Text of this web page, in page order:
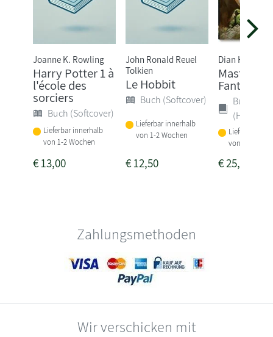
Joanne K. Rowling
Harry Potter 1 à
l'école des
sorciers
Buch (Softcover)
Lieferbar innerhalb
von 1-2 Wochen
€13,00
John Ronald Reuel
Tolkien
Le Hobbit
Buch (Softcover)
Lieferbar innerhalb
von 1-2 Wochen
€12,50
Dian Hanson
Fantasy
Buch
Lieferbar
von 1-2
€25,00
Zahlungsmethoden
Wir verschicken mit